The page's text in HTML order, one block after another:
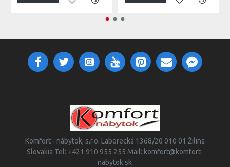
Komfort - nábytok, s.r.o. Laborecká 1368/20 010 01 Žilina
Slovakia Tel: +421 910 955 255 Mail: komfort@komfort-
nabytok.sk